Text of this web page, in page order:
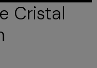
Cristal